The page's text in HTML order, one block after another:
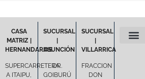
CASA
MATRIZ |
HERNANDARIAS
SUPERCARRETERA
A ITAIPU,
SUCURSAL
|
ASUNCIÓN
DR.
GOIBURÚ
SUCURSAL
|
VILLARRICA
FRACCION
DON